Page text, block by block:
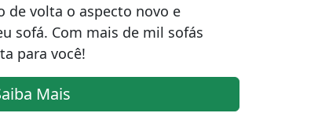
de volta o aspecto novo e
sofá. Com mais de mil sofás
para você!
Mais